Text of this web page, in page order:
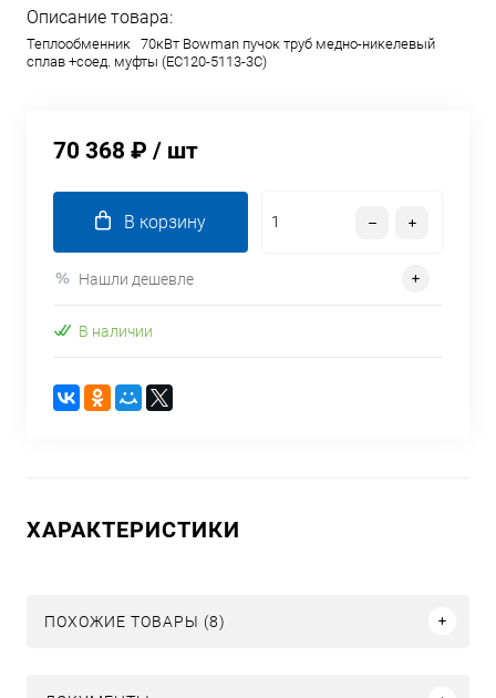
Описание товара:
Теплообменник 70кВт Bowman пучок труб медно-никелевый
сплав +соед. муфты (EC120-5113-3C)
70 368 ₽ / шт
В корзину
Нашли дешевле
В наличии
ХАРАКТЕРИСТИКИ
ПОХОЖИЕ ТОВАРЫ (8)